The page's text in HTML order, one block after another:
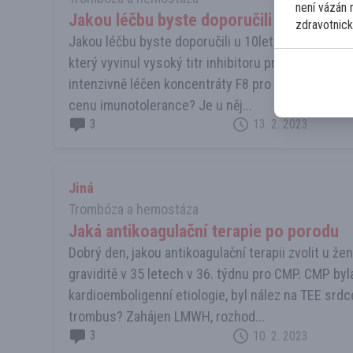
Jakou léčbu byste doporučili u
Jakou léčbu byste doporučili u 10letého lehkého
který vyvinul vysoký titr inhibitoru proti faktoru
intenzivně léčen koncentráty F8 pro krvácení do
cenu imunotolerance? Je u něj...
3 13. 2. 2023
Jiná
Trombóza a hemostáza
Jaká antikoagulační terapie po porodu
Dobrý den, jakou antikoagulační terapii zvolit u
graviditě v 35 letech v 36. týdnu pro CMP. CMP
kardioemboligenní etiologie, byl nález na TEE
trombus? Zahájen LMWH, rozhod...
3 10. 2. 2023
není vázán